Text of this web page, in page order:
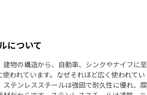
について
建物の構造から、自動車、シンクやナイフに至
われています。なぜそれほど広く使われてい
ステンレススチールは強固で耐久性に優れ、腐